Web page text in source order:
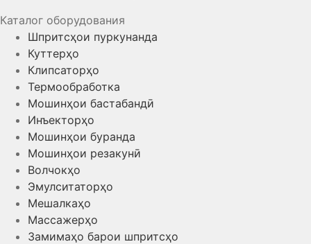
Каталог оборудования
Шпритсҳои пуркунанда
Куттерҳо
Клипсаторҳо
Термообработка
Мошинҳои бастабандӣ
Инъекторҳо
Мошинҳои буранда
Мошинҳои резакунӣ
Волчокҳо
Эмулситаторҳо
Мешалкаҳо
Массажерҳо
Замимаҳо барои шпритсҳо